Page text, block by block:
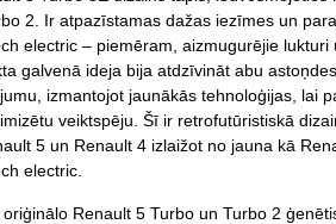
2. Ir atpazīstamas dažas iezīmes un
electric – piemēram, aizmugurējie lukturi
galvenā ideja bija atdzīvināt abu
izmantojot jaunākās tehnoloģijas, lai
veiktspēju. Šī ir retrofutūristiskā
5 un Renault 4 izlaižot no jauna kā
electric.
Renault 5 Turbo un Turbo 2